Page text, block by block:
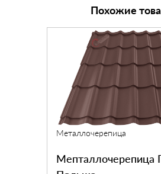
Похожие
Металлочерепица
Мепталлочерепица